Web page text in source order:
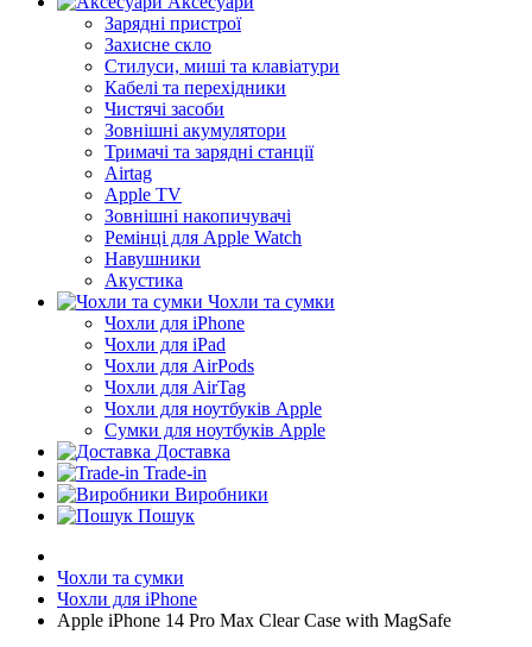
Зарядні пристрої
Захисне скло
Стилуси, миші та клавіатури
Кабелі та перехідники
Чистячі засоби
Зовнішні акумулятори
Тримачі та зарядні станції
Airtag
Apple TV
Зовнішні накопичувачі
Ремінці для Apple Watch
Навушники
Акустика
Чохли та сумки
Чохли для iPhone
Чохли для iPad
Чохли для AirPods
Чохли для AirTag
Чохли для ноутбуків Apple
Сумки для ноутбуків Apple
Доставка
Trade-in
Виробники
Пошук
Чохли та сумки
Чохли для iPhone
Apple iPhone 14 Pro Max Clear Case with MagSafe